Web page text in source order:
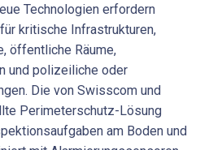
Technologien erfordern
kritische Infrastrukturen,
öffentliche Räume,
und polizeiliche oder
Die von Swisscom und
Perimeterschutz-Lösung
am Boden und